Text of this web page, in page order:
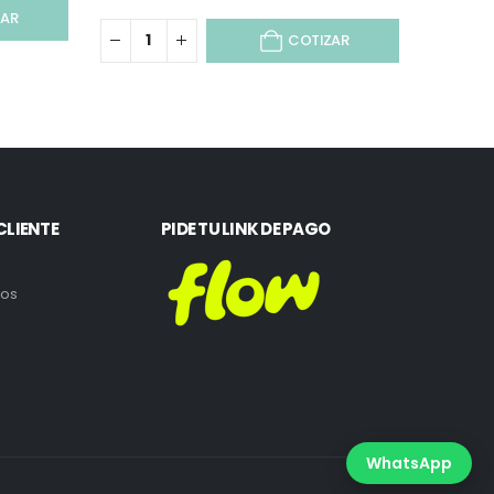
COTIZAR
PIDE TU LINK DE PAGO
WhatsApp